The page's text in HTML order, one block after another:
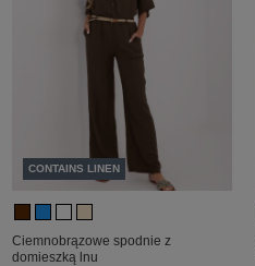
CONTAINS LINEN
Ciemnobrązowe spodnie z
domieszką lnu